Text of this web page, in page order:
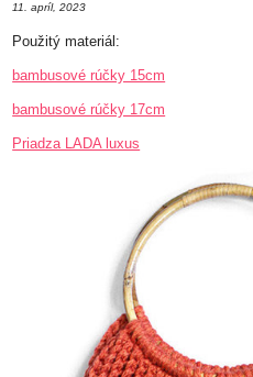
11. apríl, 2023
Použitý materiál:
bambusové rúčky 15cm
bambusové rúčky 17cm
Priadza LADA luxus